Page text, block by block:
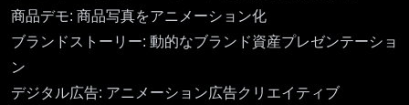
商品デモ: 商品写真をアニメーション化
ブランドストーリー: 動的なブランド資産プレゼンテーショ
ン
デジタル広告: アニメーション広告クリエイティブ